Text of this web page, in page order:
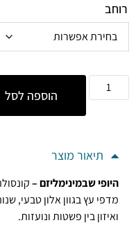
רוחב
הוספה לסל
תיאור מוצר
היופי שבמינימליזם –
מדפי עץ בגוון אלון טבעי,
ואיזון בין פשטות ונועזות.